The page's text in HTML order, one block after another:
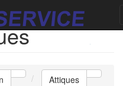
Attiques